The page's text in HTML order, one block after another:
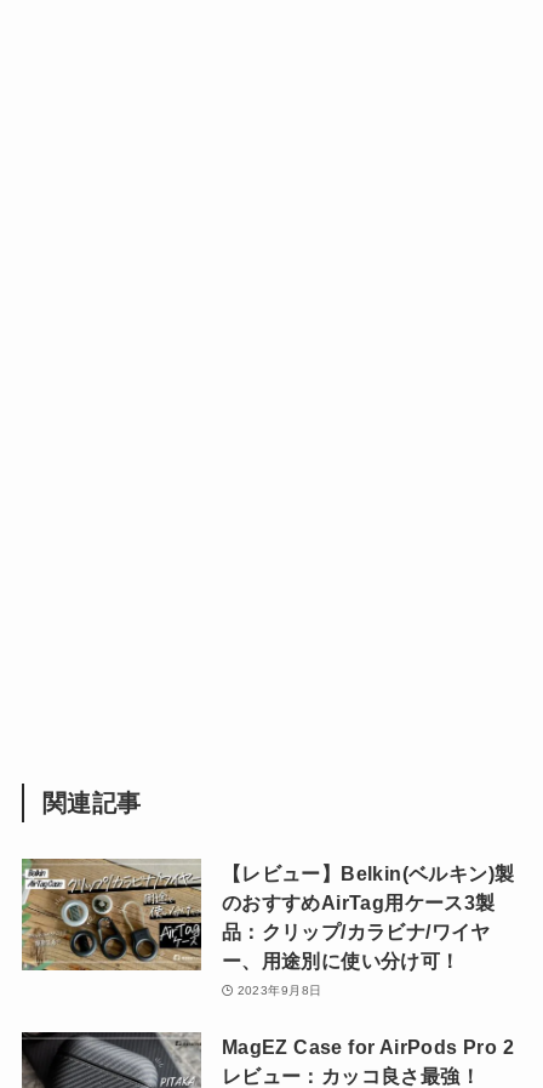
関連記事
【レビュー】Belkin(ベルキン)製
のおすすめAirTag用ケース3製
品：クリップ/カラビナ/ワイヤ
ー、用途別に使い分け可！
2023年9月8日
MagEZ Case for AirPods Pro 2
レビュー：カッコ良さ最強！